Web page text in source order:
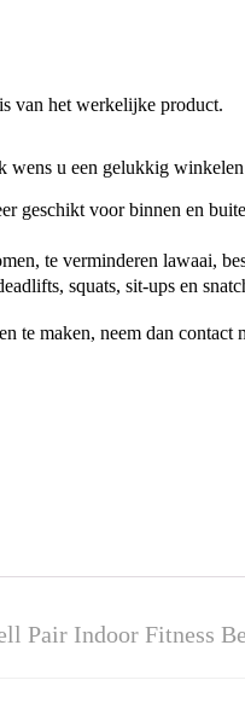
van het werkelijke product.
wens u een gelukkig
geschikt voor binnen en
te verminderen lawaai,
squats, sit-ups en
te maken, neem dan
Pair Indoor Fitness